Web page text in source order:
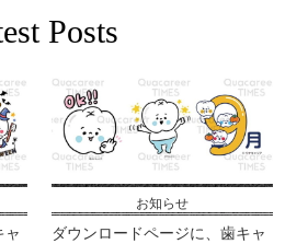
Posts
ャ
お知らせ
ダウンロードページに、歯キャ